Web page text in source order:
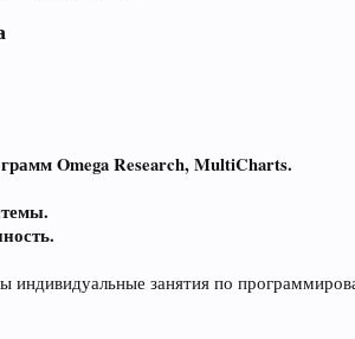
Omega Research, MultiCharts.
индивидуальные занятия по